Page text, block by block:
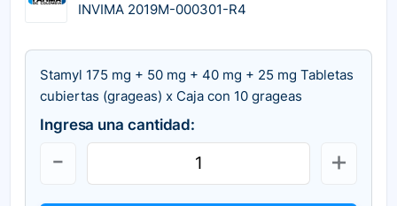
INVIMA 2019M-000301-R4
Stamyl 175 mg + 50 mg + 40 mg + 25 mg Tabletas
cubiertas (grageas) x Caja con 10 grageas
Ingresa una cantidad: